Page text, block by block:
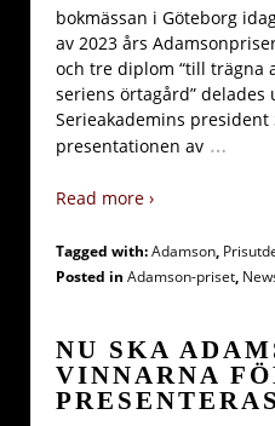
bokmässan i Göteborg
av 2023 års
och tre diplom “till trägna
seriens örtagård” delades
Serieakademins
presentationen av …
Read more ›
Tagged with:Adamson,
Posted in Adamson-priset,
NU SKA
VINNARNA